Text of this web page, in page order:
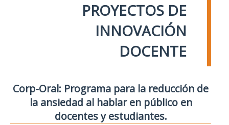
PROYECTOS DE
INNOVACIÓN
DOCENTE
Corp-Oral: Programa para la reducción de
la ansiedad al hablar en público en
docentes y estudiantes.